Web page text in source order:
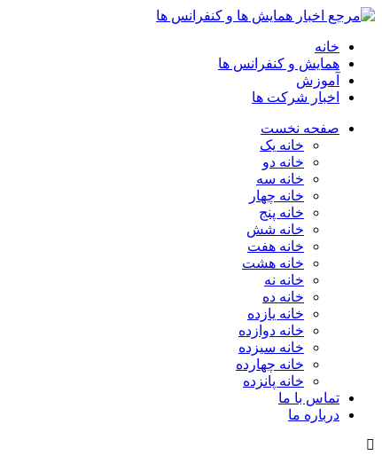
خانه
همایش و کنفرانس ها
آموزش
اخبار شرکت ها
صفحه نخست
خانه یک
خانه دو
خانه سه
خانه چهار
خانه پنج
خانه شش
خانه هفت
خانه هشت
خانه نه
خانه ده
خانه یازده
خانه دوازده
خانه سیزده
خانه چهارده
خانه پانزده
تماس با ما
درباره ما